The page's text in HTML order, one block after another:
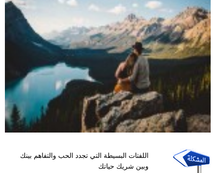
اللفتات البسيطة التي تجدد الحب والتفاهم بينك
وبين شريك حياتك